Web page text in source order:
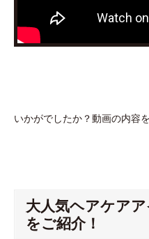
いかがでしたか？動画の内容
大人気ヘアケア
をご紹介！